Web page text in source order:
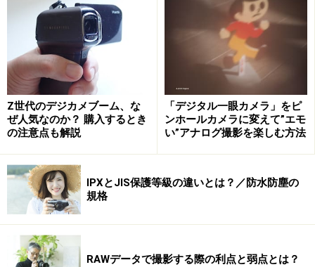
Z世代のデジカメブーム、な
ぜ人気なのか？ 購入するとき
の注意点も解説
「デジタル一眼カメラ」をピ
ンホールカメラに変えて”エモ
い”アナログ撮影を楽しむ方法
IPXとJIS保護等級の違いとは？／防水防塵の
規格
RAWデータで撮影する際の利点と弱点とは？